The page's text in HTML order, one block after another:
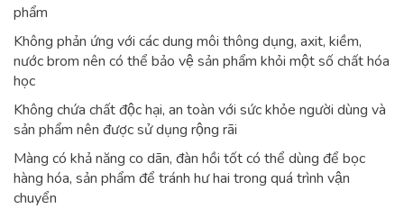
phẩm
Không phản ứng với các dung môi thông dụng, axit, kiềm,
nước brom nên có thể bảo vệ sản phẩm khỏi một số chất hóa
học
Không chứa chất độc hại, an toàn với sức khỏe người dùng và
sản phẩm nên được sử dụng rộng rãi
Màng có khả năng co dãn, đàn hồi tốt có thể dùng để bọc
hàng hóa, sản phẩm để tránh hư hai trong quá trình vận
chuyển